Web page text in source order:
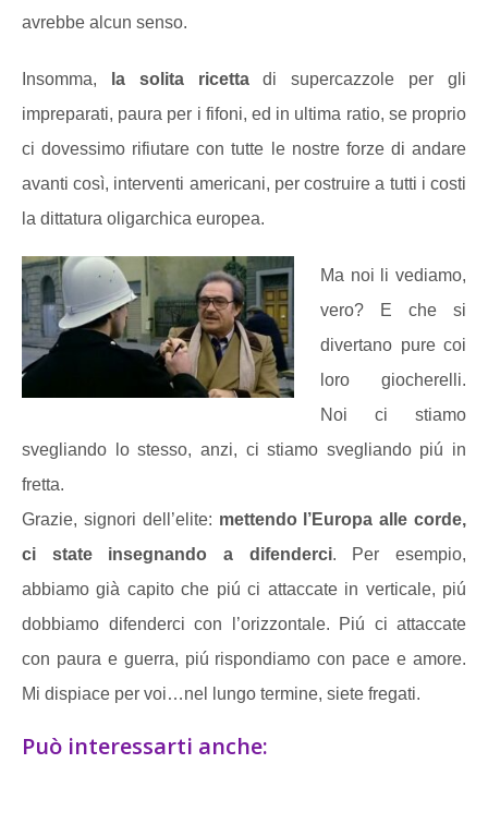
avrebbe alcun senso.
Insomma, la solita ricettadi supercazzole per gli
impreparati, paura per i fifoni, ed in ultima ratio, se proprio
ci dovessimo rifiutare con tutte le nostre forze di andare
avanti così, interventi americani, per costruire a tutti i costi
la dittatura oligarchica europea.
Ma noi li vediamo,
vero? E che si
divertano pure coi
loro giocherelli.
Noi ci stiamo
svegliando lo stesso, anzi, ci stiamo svegliando piú in
fretta.
Grazie, signori dell’elite: mettendo l’Europa alle corde,
ci state insegnando a difenderci. Per esempio,
abbiamo già capito che piú ci attaccate in verticale, piú
dobbiamo difenderci con l’orizzontale. Piú ci attaccate
con paura e guerra, piú rispondiamo con pace e amore.
Mi dispiace per voi…nel lungo termine, siete fregati.
Può interessarti anche: